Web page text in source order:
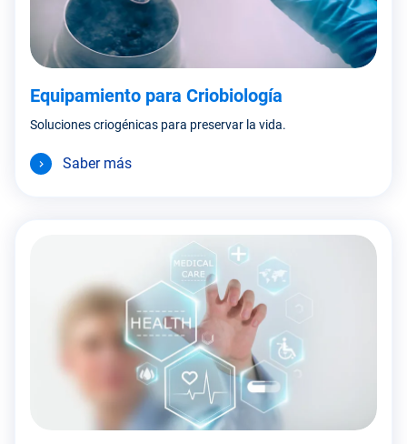
Equipamiento para Criobiología
Soluciones criogénicas para preservar la vida.
Saber más